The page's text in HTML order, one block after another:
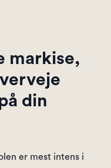
markise,
din
er mest intens i